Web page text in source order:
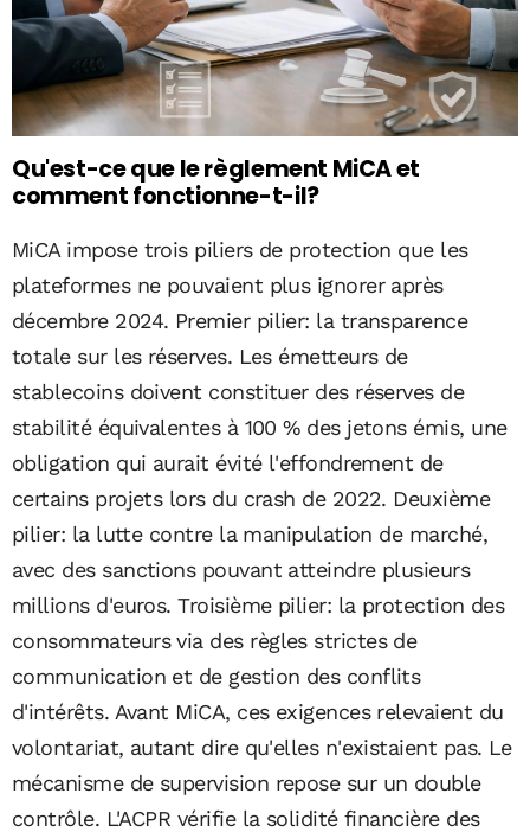
Qu'est-ce que le règlement MiCA et
comment fonctionne-t-il?
MiCA impose trois piliers de protection que les
plateformes ne pouvaient plus ignorer après
décembre 2024. Premier pilier: la transparence
totale sur les réserves. Les émetteurs de
stablecoins doivent constituer des réserves de
stabilité équivalentes à 100 % des jetons émis, une
obligation qui aurait évité l'effondrement de
certains projets lors du crash de 2022. Deuxième
pilier: la lutte contre la manipulation de marché,
avec des sanctions pouvant atteindre plusieurs
millions d'euros. Troisième pilier: la protection des
consommateurs via des règles strictes de
communication et de gestion des conflits
d'intérêts. Avant MiCA, ces exigences relevaient du
volontariat, autant dire qu'elles n'existaient pas. Le
mécanisme de supervision repose sur un double
contrôle. L'ACPR vérifie la solidité financière des